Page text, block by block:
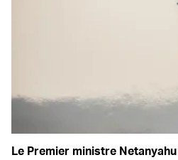
Le Premier ministre